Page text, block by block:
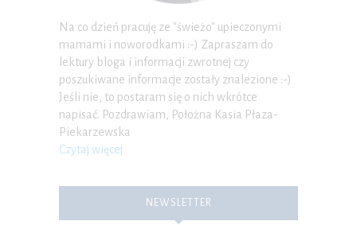
Na co dzień pracuję ze "świeżo" upieczonymi
mamami i noworodkami :-) Zapraszam do
lektury bloga i informacji zwrotnej czy
poszukiwane informacje zostały znalezione :-)
Jeśli nie, to postaram się o nich wkrótce
napisać. Pozdrawiam, Położna Kasia Płaza-
Piekarzewska
Czytaj więcej
NEWSLETTER